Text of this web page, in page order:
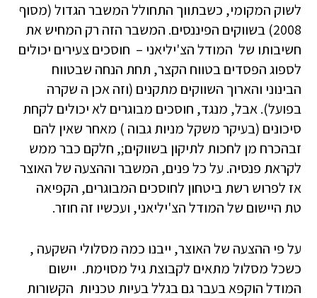
לשוק המקומי, כשבתווך התחולל המשבר הגדול (מסוף
2008) בשווקים הפיננסים. המשבר הזה רק המחיש את
חשיבותו של המודל הצ'יליאני – חוסכים צעירים יכולים
לספוג הפסדים בטווח הקצר, תחת הנחה שבטווח
הבינוני והארוך השווקים מתקנים (וזה אכן ה שקרה
בפועל). אבל, מנגד, חוסכים מבוגרים לא יכולים לקחת
סיכונים (בעיקר משקל מניות גבוה ) מאחר שאין להם
זבהכרח מן לחכות לתיקון בשווקים;, חלקם כבר ממש
לקראת פנסיה. על כל פנים, המשבר וההצעה של האוצר
אז לפרוש רשת ביטחון לחוסכים המבוגרים, הקפיאה
טת היישום של המודל הצ'יליאני, ועכשיו זה חוזר.
על פי ההצעה של האוצר, ייבנו כמה מסלולי השקעה ,
כשכל מסלול מתאים לקבוצת גיל מסוימת. יישום
המודל הוקפא בעבר גם בגלל בעיות טכניות הקשורות